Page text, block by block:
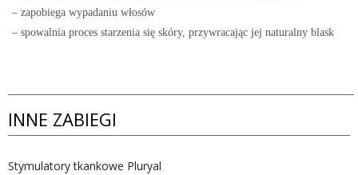
– zapobiega wypadaniu włosów
– spowalnia proces starzenia się skóry, przywracając jej naturalny blask
INNE ZABIEGI
Stymulatory tkankowe Pluryal